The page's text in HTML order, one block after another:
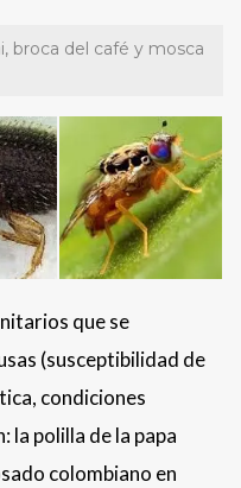
broca del café y mosca
que se
(susceptibilidad de
condiciones
la polilla de la papa
colombiano en